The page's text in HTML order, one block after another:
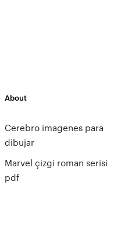
About
Cerebro imagenes para
dibujar
Marvel çizgi roman serisi
pdf